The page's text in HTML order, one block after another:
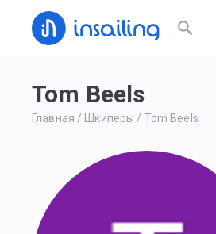
Tom Beels
Главная / Шкиперы / Tom Beels